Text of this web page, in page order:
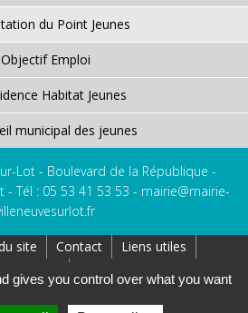
du Point Jeunes
Objectif Emploi
Habitat Jeunes
municipal des jeunes
Lot - Boulevard de la République -
- Tél : 05 53 41 53 53 - mairie@mairie-
site Contact
Liens utiles
Gestion des cookies Mentions légales
gives you control over what you want